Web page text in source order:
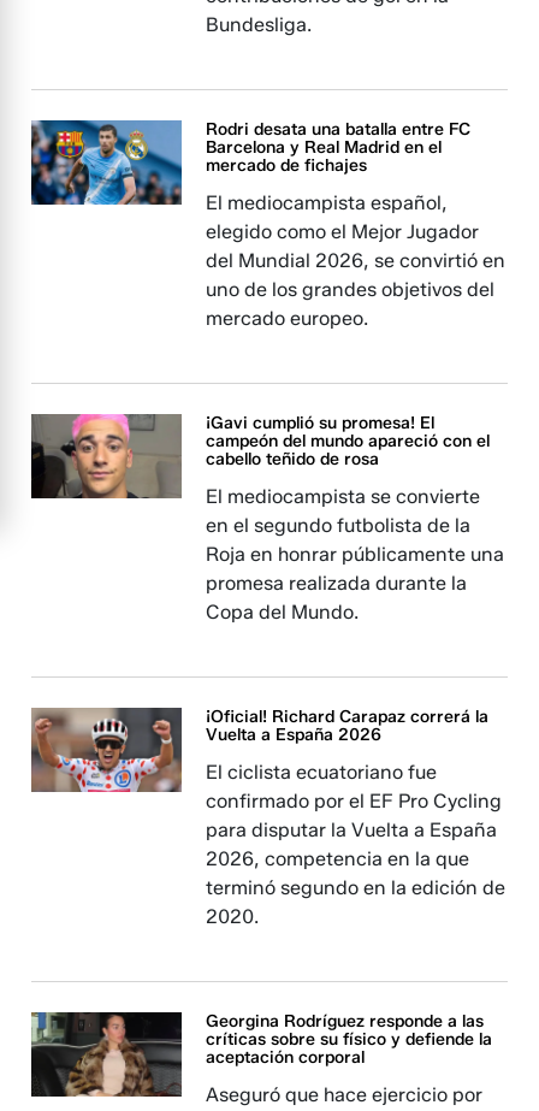
Bundesliga.
Rodri desata una batalla entre FC
Barcelona y Real Madrid en el
mercado de fichajes
El mediocampista español,
elegido como el Mejor Jugador
del Mundial 2026, se convirtió en
uno de los grandes objetivos del
mercado europeo.
¡Gavi cumplió su promesa! El
campeón del mundo apareció con el
cabello teñido de rosa
El mediocampista se convierte
en el segundo futbolista de la
Roja en honrar públicamente una
promesa realizada durante la
Copa del Mundo.
¡Oficial! Richard Carapaz correrá la
Vuelta a España 2026
El ciclista ecuatoriano fue
confirmado por el EF Pro Cycling
para disputar la Vuelta a España
2026, competencia en la que
terminó segundo en la edición de
2020.
Georgina Rodríguez responde a las
críticas sobre su físico y defiende la
aceptación corporal
Aseguró que hace ejercicio por